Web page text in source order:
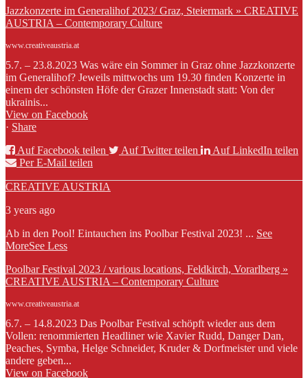
Jazzkonzerte im Generalihof 2023/ Graz, Steiermark » CREATIVE
AUSTRIA – Contemporary Culture
www.creativeaustria.at
5.7. – 23.8.2023 Was wäre ein Sommer in Graz ohne Jazzkonzerte
im Generalihof? Jeweils mittwochs um 19.30 finden Konzerte in
einem der schönsten Höfe der Grazer Innenstadt statt: Von der
ukrainis...
View on Facebook
· Share
Auf Facebook teilen
Auf Twitter teilen
Auf LinkedIn teilen
Per E-Mail teilen
CREATIVE AUSTRIA
3 years ago
Ab in den Pool! Eintauchen ins Poolbar Festival 2023! ... See
MoreSee Less
Poolbar Festival 2023 / various locations, Feldkirch, Vorarlberg »
CREATIVE AUSTRIA – Contemporary Culture
www.creativeaustria.at
6.7. – 14.8.2023 Das Poolbar Festival schöpft wieder aus dem
Vollen: renommierten Headliner wie Xavier Rudd, Danger Dan,
Peaches, Symba, Helge Schneider, Kruder & Dorfmeister und viele
andere geben...
View on Facebook